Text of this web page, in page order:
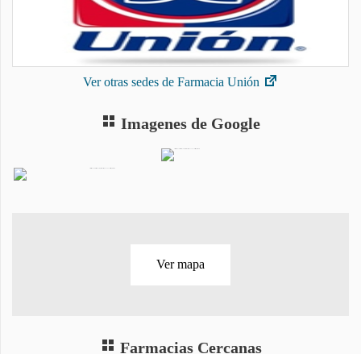
Ver otras sedes de Farmacia Unión
Imagenes de Google
Ver mapa
Farmacias Cercanas